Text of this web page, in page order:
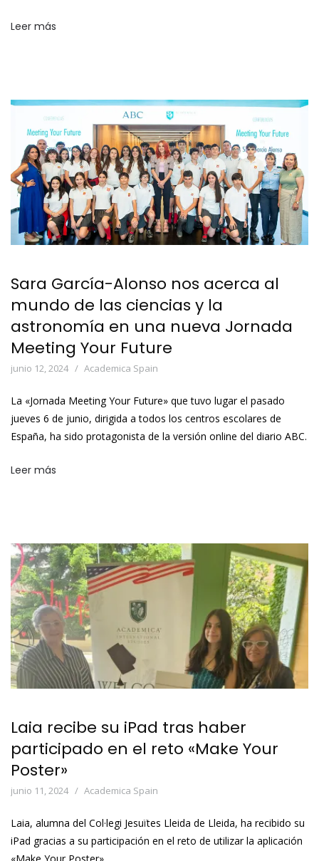
Leer más
Sara García-Alonso nos acerca al
mundo de las ciencias y la
astronomía en una nueva Jornada
Meeting Your Future
junio 12, 2024 Academica Spain
La «Jornada Meeting Your Future» que tuvo lugar el pasado
jueves 6 de junio, dirigida a todos los centros escolares de
España, ha sido protagonista de la versión online del diario ABC.
Leer más
Laia recibe su iPad tras haber
participado en el reto «Make Your
Poster»
junio 11, 2024 Academica Spain
Laia, alumna del Col·legi Jesuïtes Lleida de Lleida, ha recibido su
iPad gracias a su participación en el reto de utilizar la aplicación